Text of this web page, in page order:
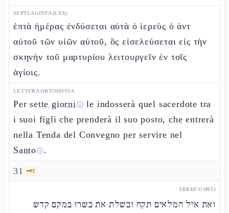
SEPTUAGINTA (LXX)
ἑπτὰ ἡμέρας ἐνδύσεται αὐτὰ ὁ ἱερεὺς ὁ ἀντ
αὐτοῦ τῶν υἱῶν αὐτοῦ, ὃς εἰσελεύσεται εἰς τὴν
σκηνὴν τοῦ μαρτυρίου λειτουργεῖν ἐν τοῖς
ἁγίοις.
LETTURA ORTODOSSA
Persette giorniⓘ le indosserà quel sacerdote tra
i suoi figli che prenderà il suo posto, che entrerà
nella Tenda del Convegno per servire nel
Santoⓘ.
31 🗝️1
EBRAICO (MT)
ואת איל המלאים תקח ובשלת את בשרו במקם קדש